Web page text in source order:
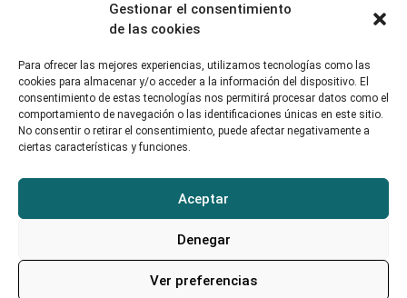
Gestionar el consentimiento
de las cookies
Para ofrecer las mejores experiencias, utilizamos tecnologías como las
cookies para almacenar y/o acceder a la información del dispositivo. El
consentimiento de estas tecnologías nos permitirá procesar datos como el
comportamiento de navegación o las identificaciones únicas en este sitio.
No consentir o retirar el consentimiento, puede afectar negativamente a
ciertas características y funciones.
Aceptar
Denegar
Ver preferencias
¿Cómo publicar un anuncio?
Contacto
soporte@alojamientounican.es
Alojamiento Universidad de Cantabria Copyright © 2023​